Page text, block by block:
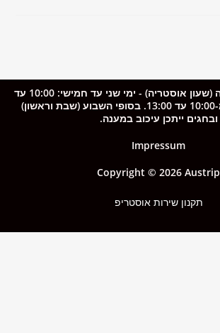
שעות פעילות ומענה (שעון אוסטריה) - ימי שני עד חמישי: 10:00 עד
15:00, ימי שישי מ-10:00 עד 13:00. בסופי השבוע (שבת וראשון)
ובחגים ייתכן עיכוב במענה.
Impressum
Copyright © 2026 Austrip
תקנון שירות אוסטריפ